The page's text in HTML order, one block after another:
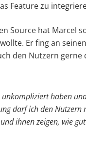
Feature zu
Source hat Marcel
Er fing an
den Nutzern gerne
haben
darf ich den Nutzern
und ihnen zeigen, wie